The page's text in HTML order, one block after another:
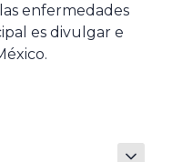
enfermedades
es divulgar e